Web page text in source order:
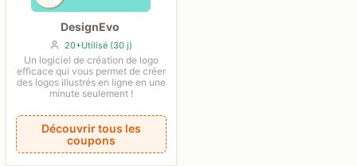
DesignEvo
20+Utilisé (30 j)
Un logiciel de création de logo
efficace qui vous permet de créer
des logos illustrés en ligne en une
minute seulement !
Découvrir tous les
coupons